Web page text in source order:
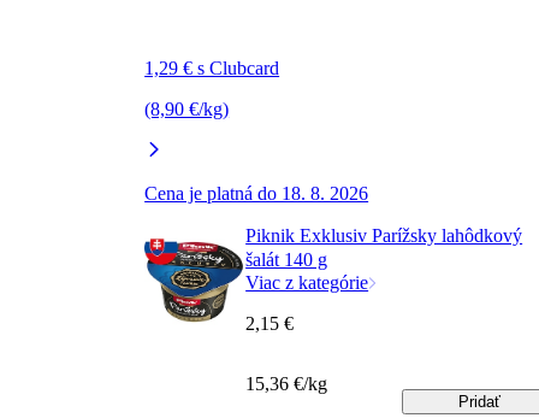
1,29 € s Clubcard
(8,90 €/kg)
Cena je platná do 18. 8. 2026
Piknik Exklusiv Parížsky lahôdkový
šalát 140 g
Viac z kategórie
2,15 €
15,36 €/kg
Pridať